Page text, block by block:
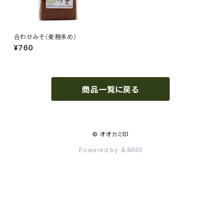
合わせみそ（麦麹多め）
¥760
商品一覧に戻る
© オオカミ印
Powered by